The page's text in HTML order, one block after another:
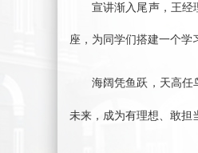
宣讲渐入尾声， 王经
座，为同学们搭建一个学
海阔凭鱼跃，天高任
未来， 成为有理想、敢担